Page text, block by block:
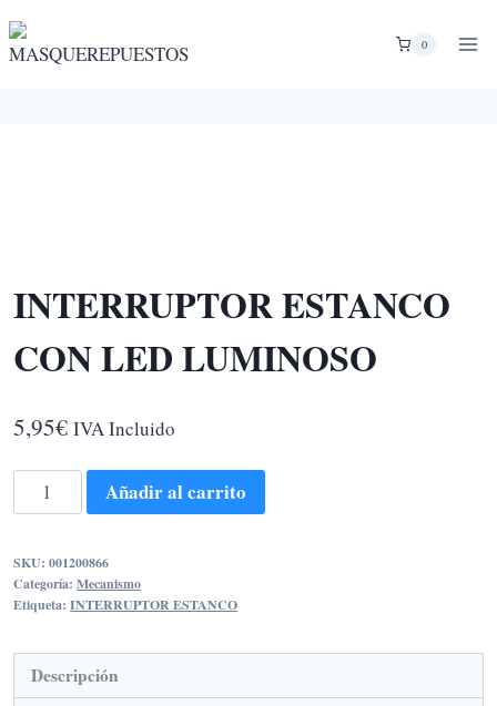
al
0
INTERRUPTOR ESTANCO
CON LED LUMINOSO
5,95€ IVA Incluido
INTERRUPTOR
ESTANCO
LED
LUMINOSO
Añadir al carrito
SKU: 001200866
Categoría: Mecanismo
Etiqueta: INTERRUPTOR ESTANCO
Descripción